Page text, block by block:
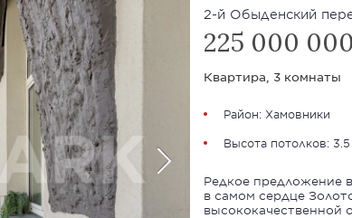
2-й Обыденский
225 000
Квартира, 3 комнаты
Район: Хамовники
Высота потолков:
Редкое предложение
в самом сердце
высококачественной